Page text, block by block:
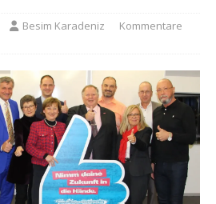
Besim Karadeniz
Kommentare